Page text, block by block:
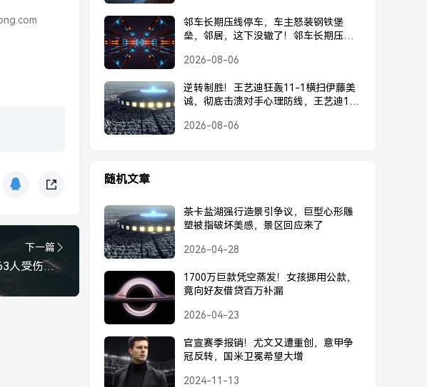
下一篇
科威特官方通报，伊朗袭击事件已致63人受伤，地区紧张局势再升级，伊朗袭击事件致63人受伤！科威特官方通报，地区紧张局势再升级
邻车长期压线停车，车主怒装钢铁堡
垒，邻居，这下没辙了！邻车长期压
没辙了！
2026-08-06
逆转制胜！王艺迪狂轰11-1横扫伊藤美
诚，彻底击溃对手心理防线，王艺迪11-
2026-08-06
随机文章
茶卡盐湖强行造景引争议，巨型心形雕
塑被指破坏美感，景区回应来了
2026-04-28
1700万巨款凭空蒸发！女孩挪用公款，
竟向好友借贷百万补漏
2026-04-23
官宣赛季报销！尤文又遭重创，意甲争
冠反转，国米卫冕希望大增
2024-11-13